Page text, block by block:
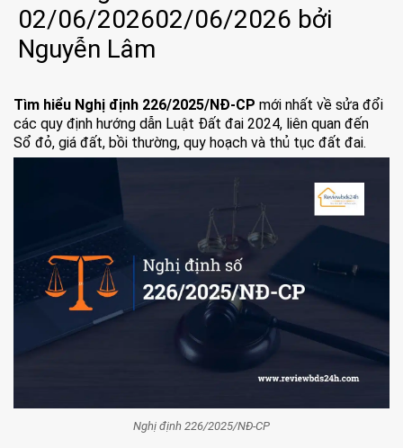
02/06/202602/06/2026 bởi
Nguyễn Lâm
Tìm hiểu Nghị định 226/2025/NĐ-CP mới nhất về sửa đổi
các quy định hướng dẫn Luật Đất đai 2024, liên quan đến
Sổ đỏ, giá đất, bồi thường, quy hoạch và thủ tục đất đai.
Nghị định 226/2025/NĐ-CP